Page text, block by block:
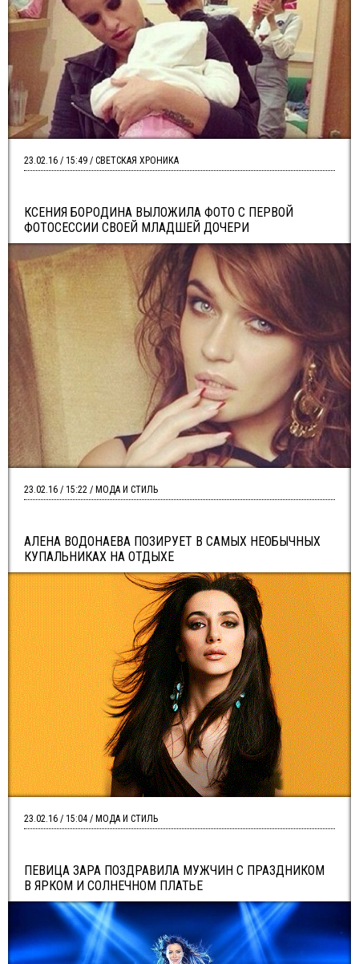
КСЕНИЯ БОРОДИНА ВЫЛОЖИЛА ФОТО С ПЕРВОЙ
ФОТОСЕССИИ СВОЕЙ МЛАДШЕЙ ДОЧЕРИ
23.02.16 / 15:49 / СВЕТСКАЯ ХРОНИКА
АЛЕНА ВОДОНАЕВА ПОЗИРУЕТ В САМЫХ НЕОБЫЧНЫХ
КУПАЛЬНИКАХ НА ОТДЫХЕ
23.02.16 / 15:22 / МОДА И СТИЛЬ
ПЕВИЦА ЗАРА ПОЗДРАВИЛА МУЖЧИН С ПРАЗДНИКОМ
В ЯРКОМ И СОЛНЕЧНОМ ПЛАТЬЕ
23.02.16 / 15:04 / МОДА И СТИЛЬ